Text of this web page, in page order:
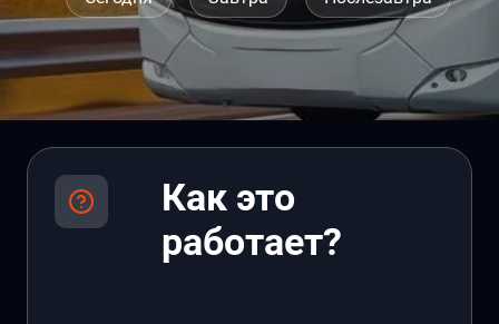
Как это
работает?